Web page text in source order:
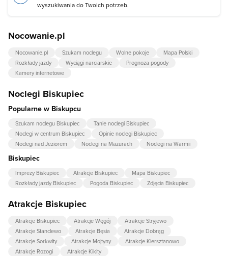
wyszukiwania do Twoich potrzeb.
Nocowanie.pl
Nocowanie.pl Szukam noclegu Wolne pokoje
Mapa Polski
Rozkłady jazdy
Wyciągi narciarskie
Prognoza pogody
Kamery internetowe
Noclegi Biskupiec
Popularne w Biskupcu
Szukam noclegu Biskupiec
Tanie noclegi Biskupiec
Noclegi w centrum Biskupiec
Opinie noclegi Biskupiec
Noclegi nad Jeziorem
Noclegi na Mazurach Noclegi na Warmii
Biskupiec
Imprezy Biskupiec Atrakcje Biskupiec
Mapa Biskupiec
Rozkłady jazdy Biskupiec
Pogoda Biskupiec Zdjęcia Biskupiec
Atrakcje Biskupiec
Atrakcje Biskupiec Atrakcje Węgój
Atrakcje Stryjewo
Atrakcje Stanclewo
Atrakcje Bęsia
Atrakcje Dobrąg
Atrakcje Sorkwity
Atrakcje Mojtyny
Atrakcje Kiersztanowo
Atrakcje Rozogi
Atrakcje Kikity